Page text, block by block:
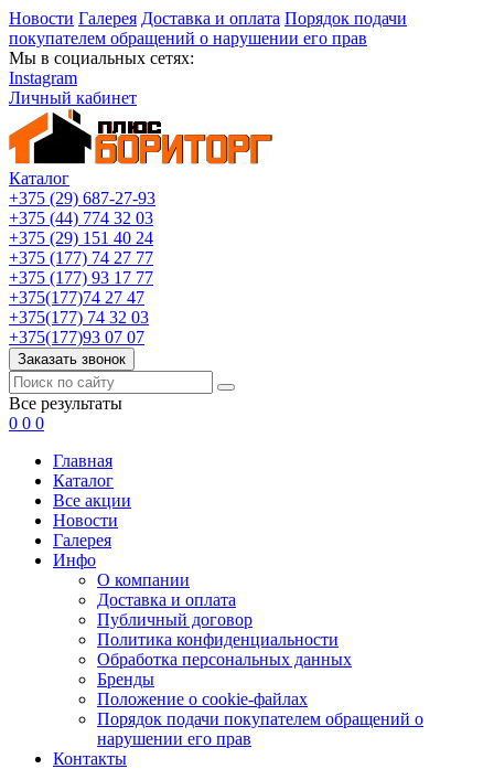
Новости Галерея Доставка и оплата Порядок подачи
покупателем обращений о нарушении его прав
Мы в социальных сетях:
Instagram
Личный кабинет
Каталог
+375 (29) 687-27-93
+375 (44) 774 32 03
+375 (29) 151 40 24
+375 (177) 74 27 77
+375 (177) 93 17 77
+375(177)74 27 47
+375(177) 74 32 03
+375(177)93 07 07
Заказать звонок
Все результаты
0 0 0
Главная
Каталог
Все акции
Новости
Галерея
Инфо
О компании
Доставка и оплата
Публичный договор
Политика конфиденциальности
Обработка персональных данных
Бренды
Положение о cookie-файлах
Порядок подачи покупателем обращений о
нарушении его прав
Контакты